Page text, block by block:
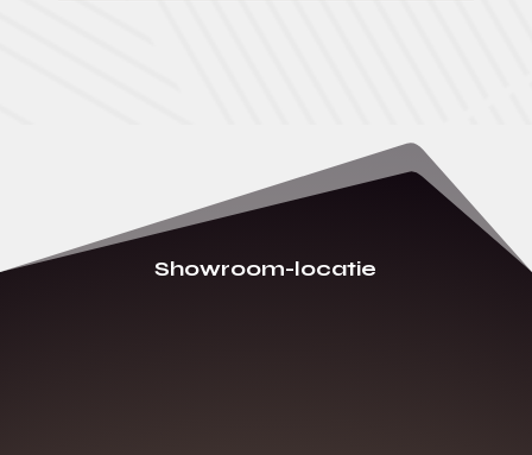
Showroom-locatie